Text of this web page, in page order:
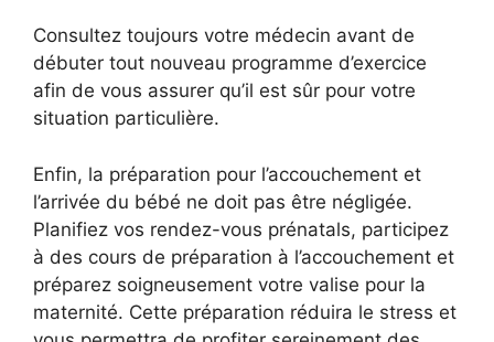
Consultez toujours votre médecin avant de
débuter tout nouveau programme d’exercice
afin de vous assurer qu’il est sûr pour votre
situation particulière.
Enfin, la préparation pour l’accouchement et
l’arrivée du bébé ne doit pas être négligée.
Planifiez vos rendez-vous prénatals, participez
à des cours de préparation à l’accouchement et
préparez soigneusement votre valise pour la
maternité. Cette préparation réduira le stress et